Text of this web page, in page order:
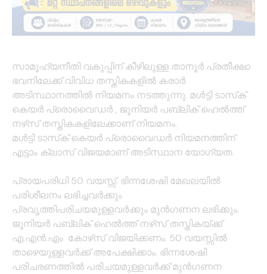
സാമൂഹ്യനീതി വകുപ്പിന് കീഴിലുള്ള താനൂര്‍ പ്രതീക്ഷാ
ഭവനിലേക്ക് വിവിധ തസ്തികകളില്‍ കരാര്‍
അടിസ്ഥാനത്തില്‍ നിയമനം നടത്തുന്നു. മള്‍ട്ടി ടാസ്‌ക്
കെയര്‍ പ്രൊവൈഡര്‍ , ജൂനിയര്‍ പബ്ലിക് ഹെല്‍ത്ത്
നഴ്‌സ് തസ്തികകളിലേക്കാണ് നിയമനം.
മള്‍ട്ടി ടാസ്‌ക് കെയര്‍ പ്രൊവൈഡര്‍ നിയമനത്തിന്
എട്ടാം ക്ലാസ് വിജയമാണ് അടിസ്ഥാന യോഗ്യത.
പ്രായപരിധി 50 വയസ്സ്. ഭിന്നശേഷി മേഖലയില്‍
പരിശീലനം ലഭിച്ചവര്‍ക്കും
പ്രവൃത്തിപരിചയമുള്ളവര്‍ക്കും മുന്‍ഗണന ലഭിക്കും.
ജൂനിയര്‍ പബ്ലിക് ഹെല്‍ത്ത് നഴ്‌സ് തസ്തികയ്ക്ക്
എ.എന്‍.എം കോഴ്‌സ് വിജയിക്കണം. 50 വയസ്സില്‍
താഴെയുള്ളവര്‍ക്ക് അപേക്ഷിക്കാം. ഭിന്നശേഷി
പരിചരണത്തില്‍ പരിചയമുള്ളവര്‍ക്ക് മുന്‍ഗണന